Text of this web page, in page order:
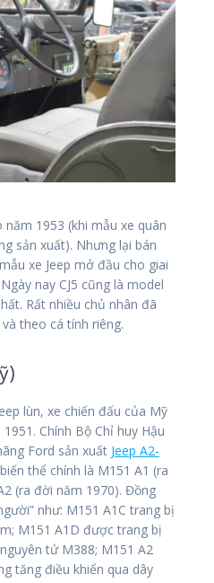
năm 1953 (khi mẫu xe quân
sản xuất). Nhưng lại bán
xe Jeep mở đầu cho giai
nay CJ5 cũng là model
Rất nhiều chủ nhân đã
theo cá tính riêng.
lùn, xe chiến đấu của Mỹ
Chính Bộ Chỉ huy Hậu
Ford sản xuất Jeep A2-
thể chính là M151 A1 (ra
(ra đời năm 1970). Đồng
như: M151 A1C trang bị
M151 A1D được trang bị
tử M388; M151 A2
tăng điều khiển qua dây